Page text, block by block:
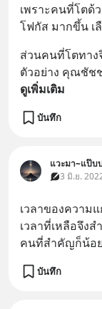
เพราะคนที่โตด้
โฟกัส มากขึ้น เ
ส่วนคนที่โตทา
ตัวอย่าง คุณชัช
ดูเพิ่มเติม
บันทึก
แวะมา~แป๊บ
3 มิ.ย.
เวลาของความ
เวลาที่เหลือจึง
คนที่สำคัญก็น้อ
บันทึก